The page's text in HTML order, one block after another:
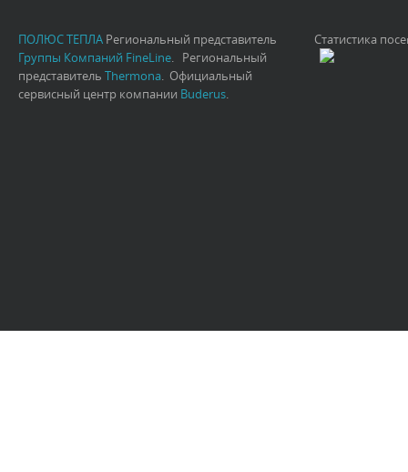
ПОЛЮС ТЕПЛА Региональный представитель
Группы Компаний FineLine. Региональный
представитель Thermona. Официальный
сервисный центр компании Buderus.
Статистика